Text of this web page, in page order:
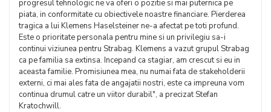
progresul tehnologic ne va oferi o pozitie si mai puternica pe
piata, in conformitate cu obiectivele noastre financiare. Pierderea
tragica a lui Klemens Haselsteiner ne-a afectat pe toti profund.
Este o prioritate personala pentru mine si un privilegiu sa-i
continui viziunea pentru Strabag. Klemens a vazut grupul Strabag
ca pe familia sa extinsa. Incepand ca stagiar, am crescut si eu in
aceasta familie. Promisiunea mea, nu numai fata de stakeholderii
externi, ci mai ales fata de angajatii nostri, este ca impreuna vom
continua drumul catre un viitor durabil", a precizat Stefan
Kratochwill.